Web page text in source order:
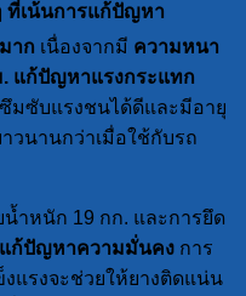
ที่เน้นการแก้ปัญหา
าก เนื่องจากมี ความหนา
แก้ปัญหาแรงกระแทก
มซับแรงชนได้ดีและมีอายุ
วนานกว่าเมื่อใช้กับรถ
น้ำหนัก 19 กก. และการยึด
แก้ปัญหาความมั่นคง การ
แรงจะช่วยให้ยางติดแน่น